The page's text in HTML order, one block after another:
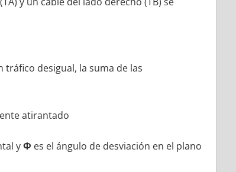
desigual, la suma de las
yΦ es el ángulo de desviación en el plano